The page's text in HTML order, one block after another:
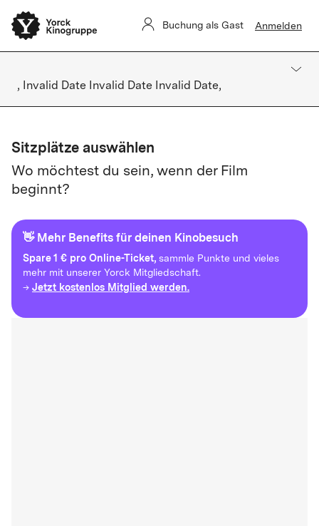
Buchung als Gast Anmelden
, Invalid Date Invalid Date Invalid Date,
Sitzplätze auswählen
Wo möchtest du sein, wenn der Film
beginnt?
👋 Mehr Benefits für deinen Kinobesuch
Spare1 € pro Online-Ticket, sammle Punkte und vieles
mehr mit unserer Yorck Mitgliedschaft.
→ Jetzt kostenlos Mitglied werden.